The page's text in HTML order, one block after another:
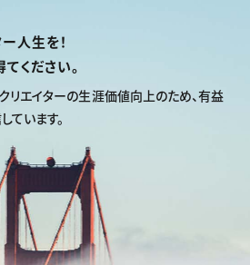
人生を！
ください。
クリエイターの生涯価値向上のため、有益
ています。